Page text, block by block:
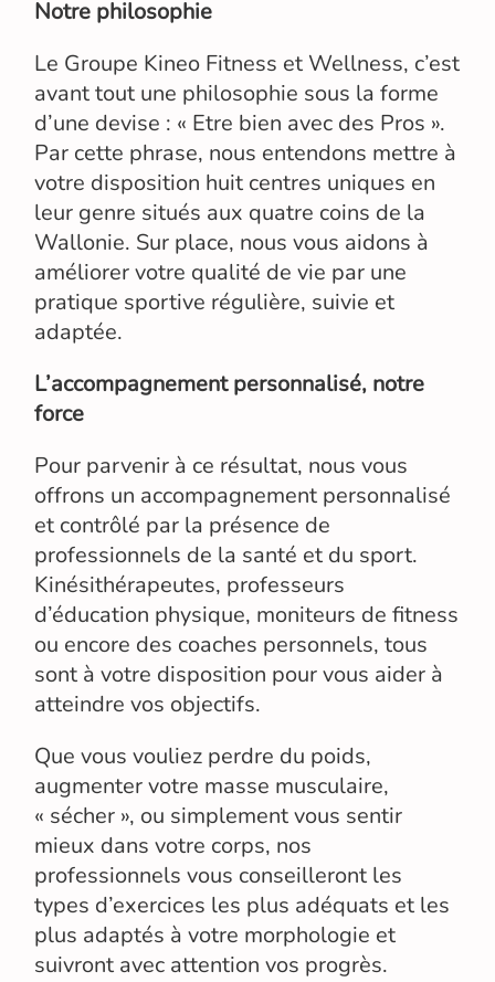
Notre philosophie
Le Groupe Kineo Fitness et Wellness, c’est
avant tout une philosophie sous la forme
d’une devise : « Etre bien avec des Pros ».
Par cette phrase, nous entendons mettre à
votre disposition huit centres uniques en
leur genre situés aux quatre coins de la
Wallonie. Sur place, nous vous aidons à
améliorer votre qualité de vie par une
pratique sportive régulière, suivie et
adaptée.
L’accompagnement personnalisé, notre
force
Pour parvenir à ce résultat, nous vous
offrons un accompagnement personnalisé
et contrôlé par la présence de
professionnels de la santé et du sport.
Kinésithérapeutes, professeurs
d’éducation physique, moniteurs de fitness
ou encore des coaches personnels, tous
sont à votre disposition pour vous aider à
atteindre vos objectifs.
Que vous vouliez perdre du poids,
augmenter votre masse musculaire,
« sécher », ou simplement vous sentir
mieux dans votre corps, nos
professionnels vous conseilleront les
types d’exercices les plus adéquats et les
plus adaptés à votre morphologie et
suivront avec attention vos progrès.